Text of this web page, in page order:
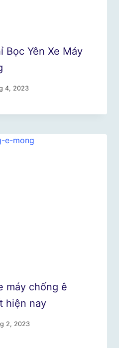
Bọc Yên Xe Máy
4, 2023
máy chống ê
hiện nay
2, 2023